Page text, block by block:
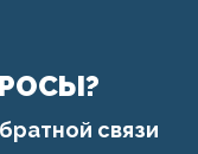
связи